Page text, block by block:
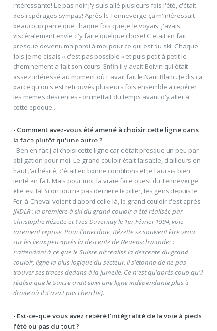
intéressante! Le pas noir j'y suis allé plusieurs fois l'été, c'était
des repérages sympas! Après le Tenneverge ça m'intéressait
beaucoup parce que chaque fois que je le voyais, j'avais
viscéralement envie d'y faire quelque chose! C'était en fait
presque devenu ma paroi à moi pour ce qui est du ski. Chaque
fois je me disais « c'est pas possible » et puis petit à petit le
cheminement a fait son cours. Enfin il y avait Boivin qui était
assez intéressé au moment où il avait fait le Nant Blanc. Je dis ça
parce qu'on s'est retrouvés plusieurs fois ensemble à repérer
les mêmes descentes - on mettait du temps avant d'y aller à
cette époque...
- Comment avez-vous été amené à choisir cette ligne dans
la face plutôt qu'une autre ?
- Ben en fait j'ai choisi cette ligne car c'était presque un peu par
obligation pour moi. Le grand couloir était faisable, d'ailleurs en
haut j'ai hésité, c'était en bonne conditions et je l'aurais bien
tenté en fait. Mais pour moi, la vraie face ouest du Tenneverge
elle est là! Si on tourne pas derrière le pilier, les gens depuis le
Fer-à-Cheval voient d'abord celle-là, le grand couloir c'est après.
[NDLR : la première à ski du grand couloir a été réalisée par
Christophe Rézette et Yves Duvernay le 1er Février 1994, voie
rarement reprise. Pour l'anecdote, Rézette se souvient être venu
sur les lieux peu après la descente de Neuenschwander :
s'attendant à ce que le Suisse ait réalisé la descente du grand
couloir, ligne la plus logique du secteur, il s'étonna de ne pas
trouver ses traces dedans à la jumelle. Ce n'est qu'après coup qu'il
réalisa que le Suisse avait suivi une ligne indépendante plus à
droite où il n'avait pas cherché].
- Est-ce-que vous avez repéré l'intégralité de la voie à pieds
l'été ou pas du tout ?